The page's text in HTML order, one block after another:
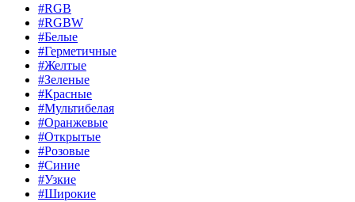
#RGB
#RGBW
#Белые
#Герметичные
#Желтые
#Зеленые
#Красные
#Мультибелая
#Оранжевые
#Открытые
#Розовые
#Синие
#Узкие
#Широкие